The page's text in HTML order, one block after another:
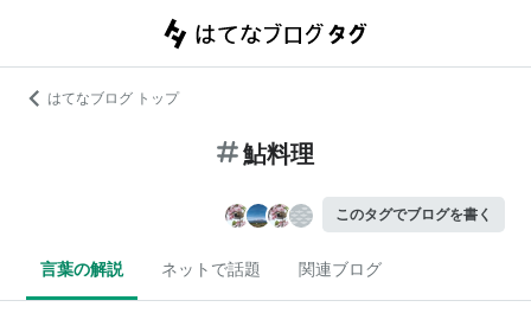
はてなブログ トップ
鮎料理
このタグでブログを書く
言葉の解説 ネットで話題 関連ブログ